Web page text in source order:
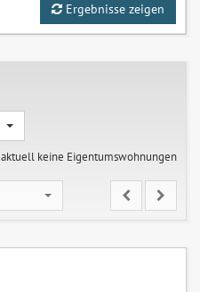
Ergebnisse zeigen
aktuell keine Eigentumswohnungen